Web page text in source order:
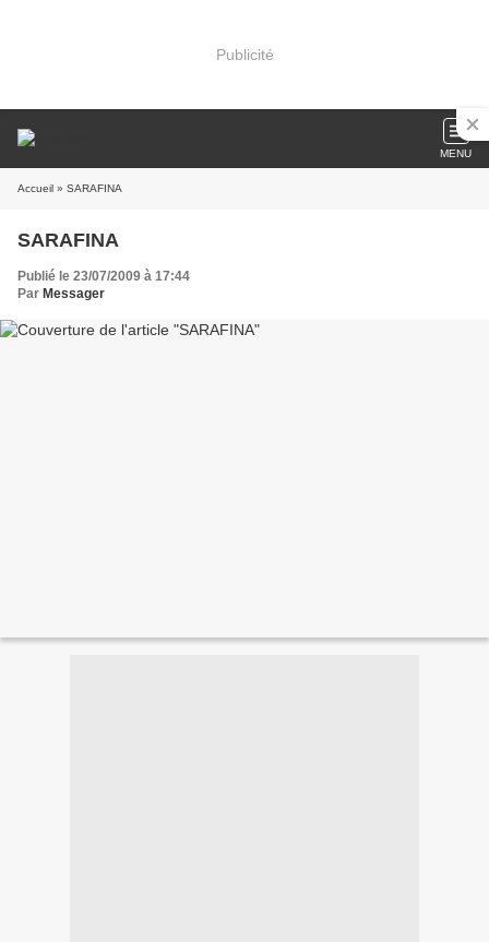
Publicité
MENU
Accueil » SARAFINA
SARAFINA
Publié le 23/07/2009 à 17:44
Par Messager